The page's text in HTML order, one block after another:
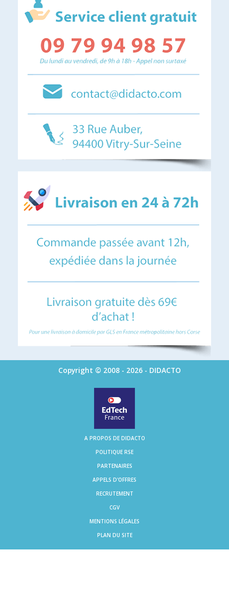
Copyright © 2008 - 2026 - DIDACTO
A PROPOS DE DIDACTO
POLITIQUE RSE
PARTENAIRES
APPELS D'OFFRES
RECRUTEMENT
CGV
MENTIONS LÉGALES
PLAN DU SITE